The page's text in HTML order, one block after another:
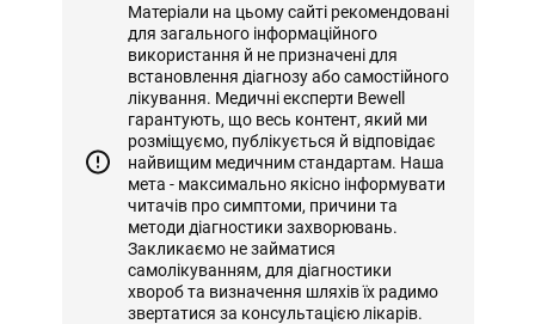
Матеріали на цьому сайті рекомендовані
для загального інформаційного
використання й не призначені для
встановлення діагнозу або самостійного
лікування. Медичні експерти Bewell
гарантують, що весь контент, який ми
розміщуємо, публікується й відповідає
найвищим медичним стандартам. Наша
мета - максимально якісно інформувати
читачів про симптоми, причини та
методи діагностики захворювань.
Закликаємо не займатися
самолікуванням, для діагностики
хвороб та визначення шляхів їх радимо
звертатися за консультацією лікарів.